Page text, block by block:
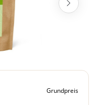
Grundpreis